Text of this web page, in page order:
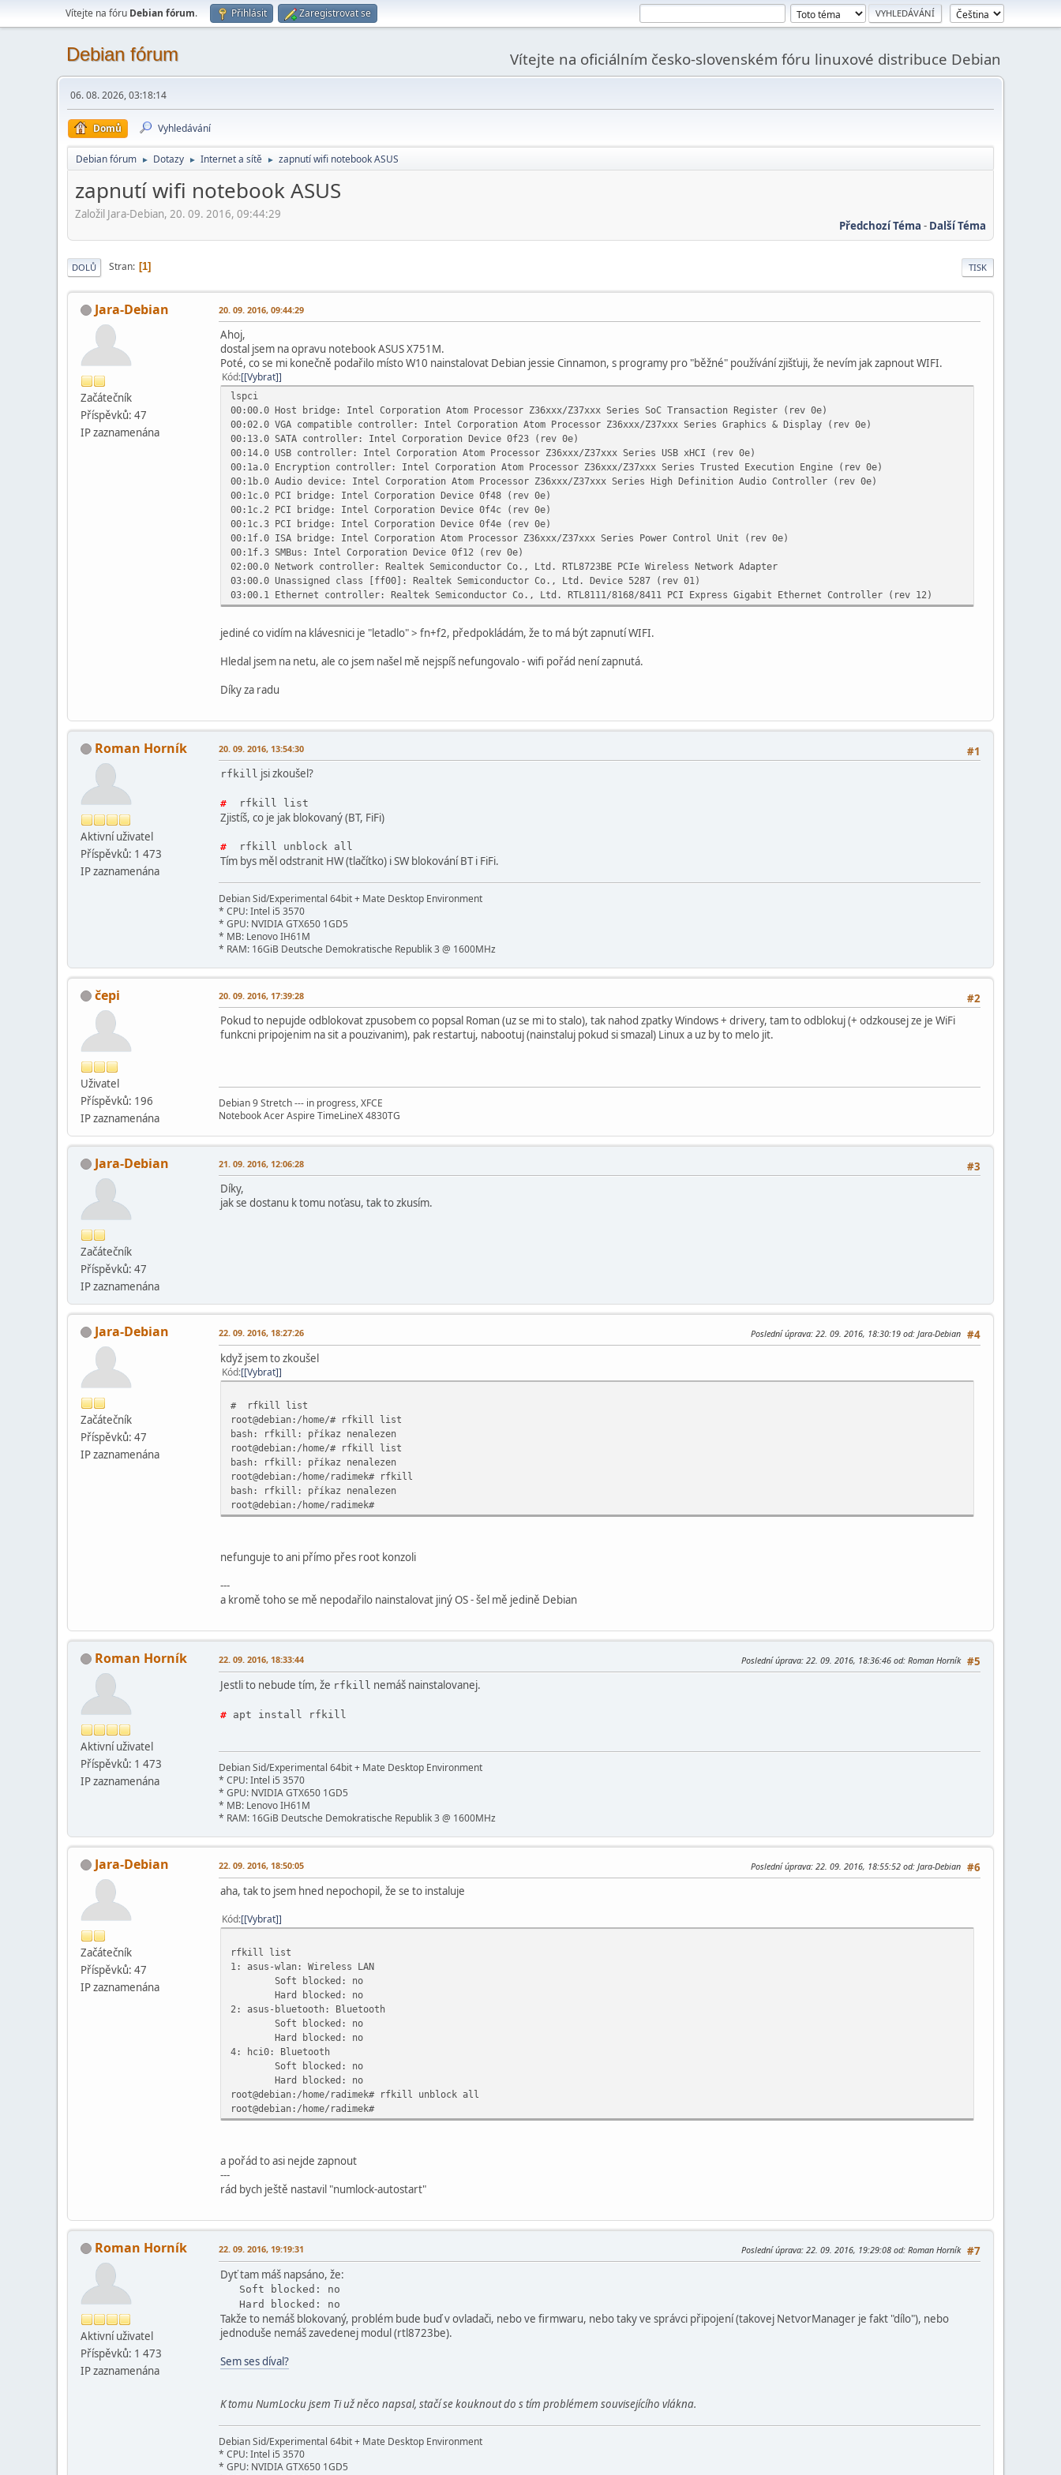
Vítejte na fóru Debian fórum. Přihlásit Zaregistrovat se
Debian fórum Vítejte na oficiálním česko-slovenském fóru linuxové distribuce Debian
06. 08. 2026, 03:18:14
Domů Vyhledávání
Debian fórum ► Dotazy ► Internet a sítě ► zapnutí wifi notebook ASUS
zapnutí wifi notebook ASUS
Založil Jara-Debian, 20. 09. 2016, 09:44:29
Předchozí Téma - Další Téma
TISK
DOLŮ Stran 1
Jara-Debian
Začátečník
Příspěvků: 47
IP zaznamenána
20. 09. 2016, 09:44:29
Ahoj,
dostal jsem na opravu notebook ASUS X751M.
Poté, co se mi konečně podařilo místo W10 nainstalovat Debian jessie Cinnamon, s programy pro "běžné" používání zjišťuji, že nevím jak zapnout WIFI.
Kód [Vybrat]
lspci
00:00.0 Host bridge: Intel Corporation Atom Processor Z36xxx/Z37xxx Series SoC Transaction Register (rev 0e)
00:02.0 VGA compatible controller: Intel Corporation Atom Processor Z36xxx/Z37xxx Series Graphics & Display (rev 0e)
00:13.0 SATA controller: Intel Corporation Device 0f23 (rev 0e)
00:14.0 USB controller: Intel Corporation Atom Processor Z36xxx/Z37xxx Series USB xHCI (rev 0e)
00:1a.0 Encryption controller: Intel Corporation Atom Processor Z36xxx/Z37xxx Series Trusted Execution Engine (rev 0e)
00:1b.0 Audio device: Intel Corporation Atom Processor Z36xxx/Z37xxx Series High Definition Audio Controller (rev 0e)
00:1c.0 PCI bridge: Intel Corporation Device 0f48 (rev 0e)
00:1c.2 PCI bridge: Intel Corporation Device 0f4c (rev 0e)
00:1c.3 PCI bridge: Intel Corporation Device 0f4e (rev 0e)
00:1f.0 ISA bridge: Intel Corporation Atom Processor Z36xxx/Z37xxx Series Power Control Unit (rev 0e)
00:1f.3 SMBus: Intel Corporation Device 0f12 (rev 0e)
02:00.0 Network controller: Realtek Semiconductor Co., Ltd. RTL8723BE PCIe Wireless Network Adapter
03:00.0 Unassigned class [ff00]: Realtek Semiconductor Co., Ltd. Device 5287 (rev 01)
03:00.1 Ethernet controller: Realtek Semiconductor Co., Ltd. RTL8111/8168/8411 PCI Express Gigabit Ethernet Controller (rev 12)
jediné co vidím na klávesnici je "letadlo" > fn+f2, předpokládám, že to má být zapnutí WIFI.
Hledal jsem na netu, ale co jsem našel mě nejspíš nefungovalo - wifi pořád není zapnutá.
Díky za radu
Roman Horník
Aktivní­ uživatel
Příspěvků: 1 473
IP zaznamenána
#1
20. 09. 2016, 13:54:30
rfkill jsi zkoušel?
# rfkill list
Zjistíš, co je jak blokovaný (BT, FiFi)
# rfkill unblock all
Tím bys měl odstranit HW (tlačítko) i SW blokování BT i FiFi.
Debian Sid/Experimental 64bit + Mate Desktop Environment
* CPU: Intel i5 3570
* GPU: NVIDIA GTX650 1GD5
* MB: Lenovo IH61M
* RAM: 16GiB Deutsche Demokratische Republik 3 @ 1600MHz
čepi
Uživatel
Příspěvků: 196
IP zaznamenána
#2
20. 09. 2016, 17:39:28
Pokud to nepujde odblokovat zpusobem co popsal Roman (uz se mi to stalo), tak nahod zpatky Windows + drivery, tam to odblokuj (+ odzkousej ze je WiFi
funkcni pripojenim na sit a pouzivanim), pak restartuj, nabootuj (nainstaluj pokud si smazal) Linux a uz by to melo jit.
Debian 9 Stretch --- in progress, XFCE
Notebook Acer Aspire TimeLineX 4830TG
Jara-Debian
Začátečník
Příspěvků: 47
IP zaznamenána
#3
21. 09. 2016, 12:06:28
Díky,
jak se dostanu k tomu noťasu, tak to zkusím.
Jara-Debian
Začátečník
Příspěvků: 47
IP zaznamenána
#4
22. 09. 2016, 18:27:26 Poslední úprava: 22. 09. 2016, 18:30:19 od: Jara-Debian
když jsem to zkoušel
Kód [Vybrat]
# rfkill list
root@debian:/home/# rfkill list
bash: rfkill: příkaz nenalezen
root@debian:/home/# rfkill list
bash: rfkill: příkaz nenalezen
root@debian:/home/radimek# rfkill
bash: rfkill: příkaz nenalezen
root@debian:/home/radimek#
nefunguje to ani přímo přes root konzoli
---
a kromě toho se mě nepodařilo nainstalovat jiný OS - šel mě jedině Debian
Roman Horník
Aktivní­ uživatel
Příspěvků: 1 473
IP zaznamenána
#5
22. 09. 2016, 18:33:44 Poslední úprava: 22. 09. 2016, 18:36:46 od: Roman Horník
Jestli to nebude tím, že rfkill nemáš nainstalovanej.
# apt install rfkill
Debian Sid/Experimental 64bit + Mate Desktop Environment
* CPU: Intel i5 3570
* GPU: NVIDIA GTX650 1GD5
* MB: Lenovo IH61M
* RAM: 16GiB Deutsche Demokratische Republik 3 @ 1600MHz
Jara-Debian
Začátečník
Příspěvků: 47
IP zaznamenána
#6
22. 09. 2016, 18:50:05 Poslední úprava: 22. 09. 2016, 18:55:52 od: Jara-Debian
aha, tak to jsem hned nepochopil, že se to instaluje
Kód [Vybrat]
rfkill list
1: asus-wlan: Wireless LAN
Soft blocked: no
Hard blocked: no
2: asus-bluetooth: Bluetooth
Soft blocked: no
Hard blocked: no
4: hci0: Bluetooth
Soft blocked: no
Hard blocked: no
root@debian:/home/radimek# rfkill unblock all
root@debian:/home/radimek#
a pořád to asi nejde zapnout
---
rád bych ještě nastavil "numlock-autostart"
Roman Horník
Aktivní­ uživatel
Příspěvků: 1 473
IP zaznamenána
#7
22. 09. 2016, 19:19:31 Poslední úprava: 22. 09. 2016, 19:29:08 od: Roman Horník
Dyť tam máš napsáno, že:
Soft blocked: no
Hard blocked: no
Takže to nemáš blokovaný, problém bude buď v ovladači, nebo ve firmwaru, nebo taky ve správci připojení (takovej NetvorManager je fakt "dílo"), nebo
jednoduše nemáš zavedenej modul (rtl8723be).
Sem ses díval?
K tomu NumLocku jsem Ti už něco napsal, stačí se kouknout do s tím problémem souvisejícího vlákna.
Debian Sid/Experimental 64bit + Mate Desktop Environment
* CPU: Intel i5 3570
* GPU: NVIDIA GTX650 1GD5